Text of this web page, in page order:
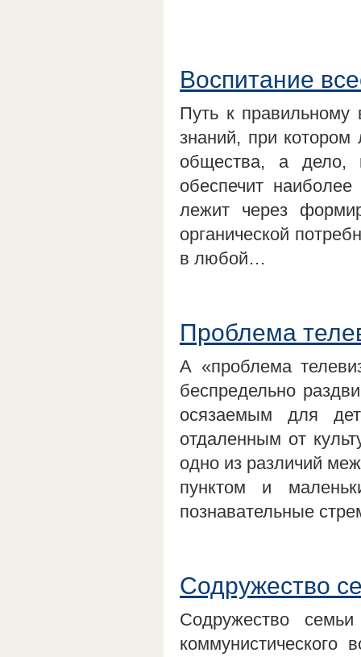
Воспитание
Путь к
знаний, при котором
общества, а дело,
обеспечит
лежит через
органической
в любой…
Проблема
А «проблема
беспредельно
осязаемым для
отдаленным от
одно из различий
пунктом и
познавательные
Содружество
Содружество